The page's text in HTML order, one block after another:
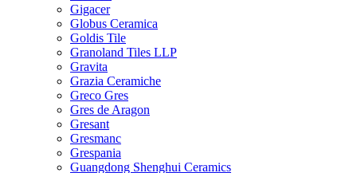
Gigacer
Globus Ceramica
Goldis Tile
Granoland Tiles LLP
Gravita
Grazia Ceramiche
Greco Gres
Gres de Aragon
Gresant
Gresmanc
Grespania
Guangdong Shenghui Ceramics